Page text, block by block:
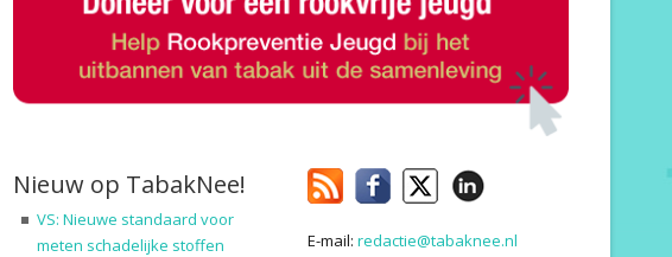
Nieuw op TabakNee!
VS: Nieuwe standaard voor
meten schadelijke stoffen
E-mail:redactie@tabaknee.nl